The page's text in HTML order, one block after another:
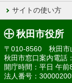
サイトの使い方
秋田市役所
〒010-8560 秋田市
秋田市窓口案内電
開庁時間：平日 午
法人番号：